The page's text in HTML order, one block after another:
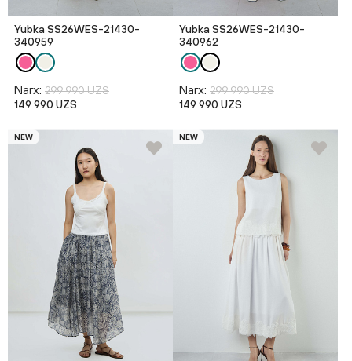
Yubka SS26WES-21430-
340959
Narx: 299 990 UZS
149 990 UZS
Yubka SS26WES-21430-
340962
Narx: 299 990 UZS
149 990 UZS
NEW NEW